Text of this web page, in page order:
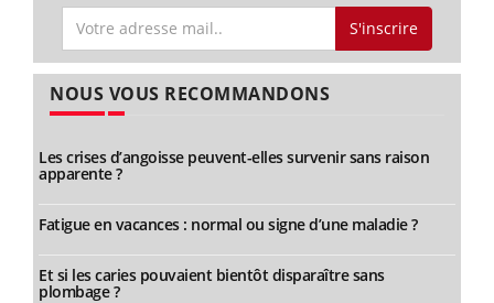
S'inscrire
NOUS VOUS RECOMMANDONS
Les crises d’angoisse peuvent-elles survenir sans raison
apparente ?
Fatigue en vacances : normal ou signe d’une maladie ?
Et si les caries pouvaient bientôt disparaître sans
plombage ?